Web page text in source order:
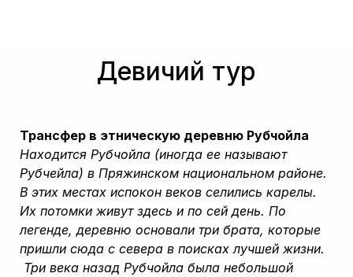
Девичий тур
Трансфер в этническую деревню Рубчойла
Находится Рубчойла (иногда ее называют
Рубчейла) в Пряжинском национальном районе.
В этих местах испокон веков селились карелы.
Их потомки живут здесь и по сей день. По
легенде, деревню основали три брата, которые
пришли сюда с севера в поисках лучшей жизни.
Три века назад Рубчойла была небольшой